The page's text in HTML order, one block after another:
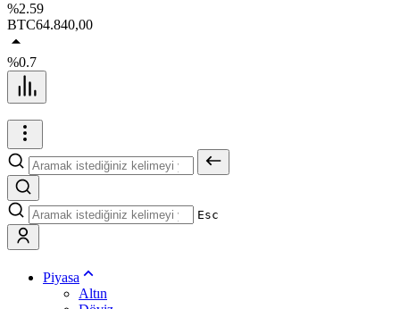
%2.59
BTC64.840,00
%0.7
Esc
Piyasa
Altın